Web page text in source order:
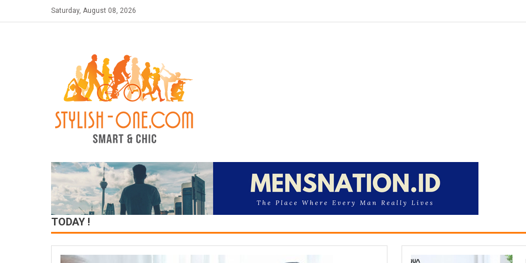
to
Saturday, August 08, 2026
TODAY !